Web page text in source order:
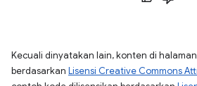
Kecuali dinyatakan lain, konten di
berdasarkan Lisensi Creative Commons